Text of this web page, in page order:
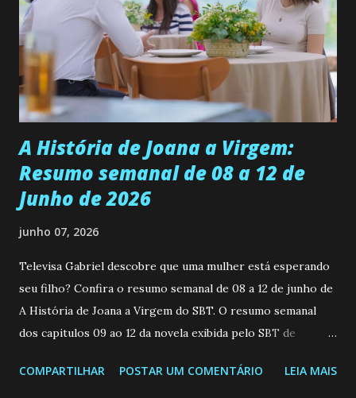
universidade. Ela tem uma personalidade muito alegre, é
muito madura para a idade, determinada, criativa e
empática. Detesta injustiças e é uma ótima amiga. Pode ser
teimosa e muito persistente quando decide fazer algo.
Durante um exame ginecológico, ela é inseminada por eng...
A História de Joana a Virgem:
Resumo semanal de 08 a 12 de
Junho de 2026
junho 07, 2026
Televisa Gabriel descobre que uma mulher está esperando
seu filho? Confira o resumo semanal de 08 a 12 de junho de
A História de Joana a Virgem do SBT. O resumo semanal
dos capitulos 09 ao 12 da novela exibida pelo SBT de
a Programação Semanal do SBT de 08/06/26 a 14/06/26
COMPARTILHAR POSTAR UM COMENTÁRIO LEIA MAIS